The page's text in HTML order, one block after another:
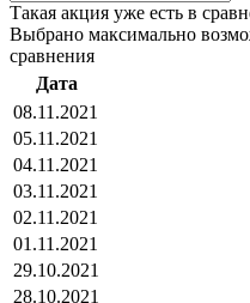
Такая акция уже есть в
Выбрано максимально
сравнения
Дата
08.11.2021
05.11.2021
04.11.2021
03.11.2021
02.11.2021
01.11.2021
29.10.2021
28.10.2021